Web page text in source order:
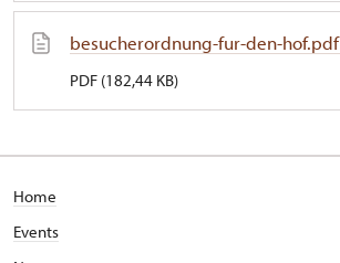
besucherordnung-fur-den-hof.pdf
PDF (182,44 KB)
Home
Events